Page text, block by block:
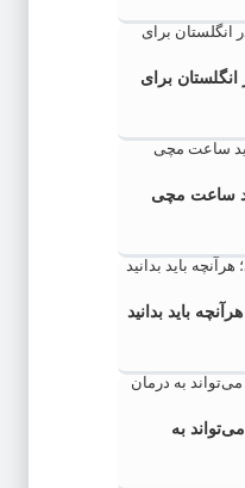
برای
ساعت مچی
باید بدانید
به